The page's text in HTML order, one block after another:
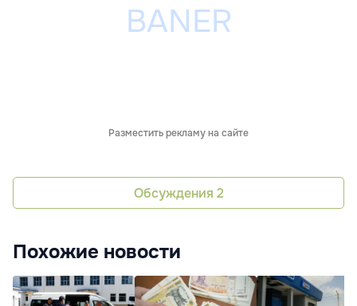
Разместить рекламу на сайте
Обсуждения 2
Похожие новости